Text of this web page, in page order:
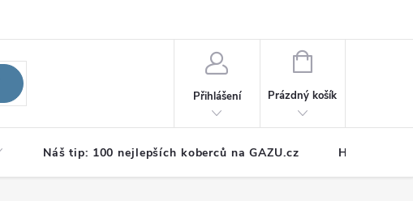
Přihlášení
NÁKUPNÍ
Prázdný košík
Náš tip: 100 nejlepších koberců na GAZU.cz Hodnocení